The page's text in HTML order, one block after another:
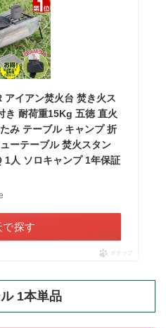
アイアン焚火台 焚き火ス
き 耐荷重15Kg 五徳 直火
み テーブル キャンプ 折
ーテーブル 焚火スタン
1人 ソロキャンプ 1年保証
で探す
ポチップ
1本単品